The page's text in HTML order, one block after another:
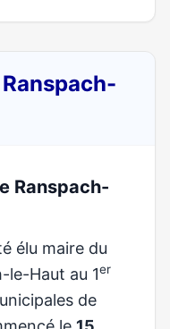
Ranspach-
élu maire du
le-Haut au 1er
de